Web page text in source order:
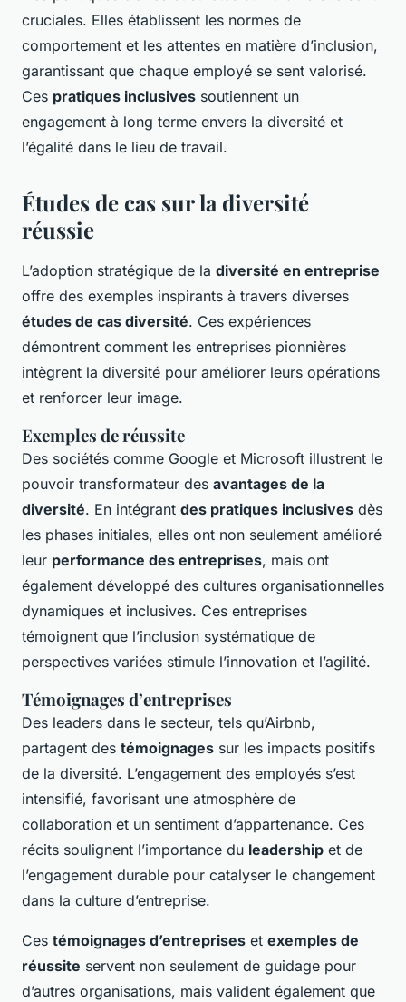
cruciales. Elles établissent les normes de
comportement et les attentes en matière d’inclusion,
garantissant que chaque employé se sent valorisé.
Ces pratiques inclusives soutiennent un
engagement à long terme envers la diversité et
l’égalité dans le lieu de travail.
Études de cas sur la diversité
réussie
L’adoption stratégique de la diversité en entreprise
offre des exemples inspirants à travers diverses
études de cas diversité. Ces expériences
démontrent comment les entreprises pionnières
intègrent la diversité pour améliorer leurs opérations
et renforcer leur image.
Exemples de réussite
Des sociétés comme Google et Microsoft illustrent le
pouvoir transformateur des avantages de la
diversité. En intégrant des pratiques inclusives dès
les phases initiales, elles ont non seulement amélioré
leur performance des entreprises, mais ont
également développé des cultures organisationnelles
dynamiques et inclusives. Ces entreprises
témoignent que l’inclusion systématique de
perspectives variées stimule l’innovation et l’agilité.
Témoignages d’entreprises
Des leaders dans le secteur, tels qu’Airbnb,
partagent des témoignages sur les impacts positifs
de la diversité. L’engagement des employés s’est
intensifié, favorisant une atmosphère de
collaboration et un sentiment d’appartenance. Ces
récits soulignent l’importance du leadership et de
l’engagement durable pour catalyser le changement
dans la culture d’entreprise.
Ces témoignages d’entreprises et exemples de
réussite servent non seulement de guidage pour
d’autres organisations, mais valident également que